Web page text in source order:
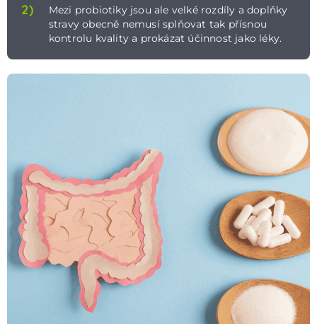
2)
Mezi probiotiky jsou ale velké rozdíly a doplňky
stravy obecně nemusí splňovat tak přísnou
kontrolu kvality a prokázat účinnost jako léky.